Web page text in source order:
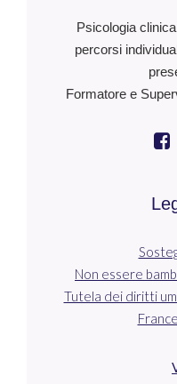
Psicologia
percorsi
Formatore e
Non essere
Tutela dei diritti